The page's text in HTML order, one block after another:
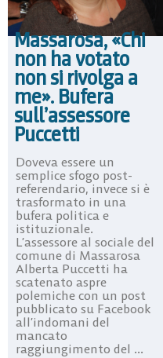
Massarosa, «Chi
non ha votato
non si rivolga a
me». Bufera
sull’assessore
Puccetti
Doveva essere un
semplice sfogo post-
referendario, invece si è
trasformato in una
bufera politica e
istituzionale.
L’assessore al sociale del
comune di Massarosa
Alberta Puccetti ha
scatenato aspre
polemiche con un post
pubblicato su Facebook
all’indomani del
mancato
raggiungimento del ...